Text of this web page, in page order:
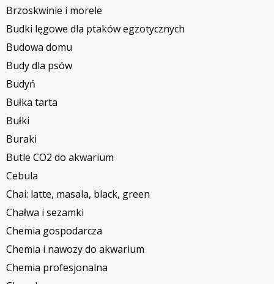
Brzoskwinie i morele
Budki lęgowe dla ptaków egzotycznych
Budowa domu
Budy dla psów
Budyń
Bułka tarta
Bułki
Buraki
Butle CO2 do akwarium
Cebula
Chai: latte, masala, black, green
Chałwa i sezamki
Chemia gospodarcza
Chemia i nawozy do akwarium
Chemia profesjonalna